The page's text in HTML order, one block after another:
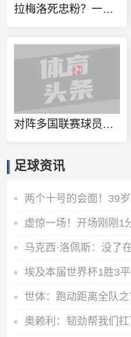
拉梅洛死忠粉？一球迷100%还原拉梅洛·鲍尔的满背纹身
对阵多国联赛球员！徐杰和张博源相约美国高质量野球局
足球资讯